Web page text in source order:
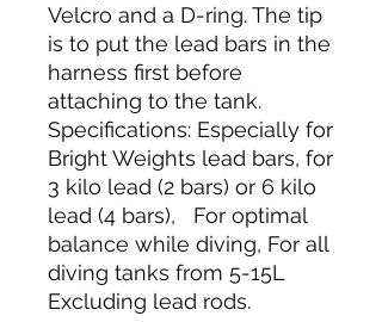
Velcro and a D-ring. The tip
is to put the lead bars in the
harness first before
attaching to the tank.
Specifications: Especially for
Bright Weights lead bars, for
3 kilo lead (2 bars) or 6 kilo
lead (4 bars), For optimal
balance while diving, For all
diving tanks from 5-15L
Excluding lead rods.